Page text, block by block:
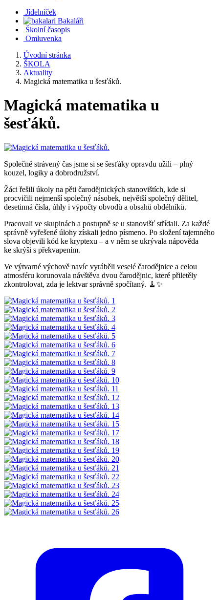
Jídelníček
Bakaláři
Školní časopis
Omluvenka
Úvodní stránka
ŠKOLA
Aktuality
Magická matematika u šesťáků.
Magická matematika u
šesťáků.
Společně strávený čas jsme si se šesťáky opravdu užili – plný
kouzel, logiky a dobrodružství.
Žáci řešili úkoly na pěti čarodějnických stanovištích, kde si
procvičili nejmenší společný násobek, největší společný dělitel,
desetinná čísla, úhly i výpočty obvodů a obsahů obdélníků.
Pracovali ve skupinách a postupně se u stanovišť střídali. Za každé
správně vyřešené úlohy získali jedno písmeno. Po složení tajemného
slova objevili kód ke kryptexu – a v něm se ukrývala nápověda
ke skrýši s překvapením.
Ve výtvarné výchově navíc vyráběli veselé čarodějnice a celou
atmosféru korunovala návštěva dvou čarodějnic, které přiletěly
zkontrolovat, zda je lektvar správně spočítaný. 🧹✨